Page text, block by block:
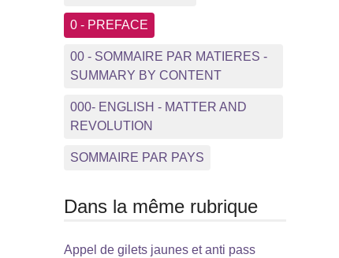
0 - PREFACE
00 - SOMMAIRE PAR MATIERES -
SUMMARY BY CONTENT
000- ENGLISH - MATTER AND
REVOLUTION
SOMMAIRE PAR PAYS
Dans la même rubrique
Appel de gilets jaunes et anti pass